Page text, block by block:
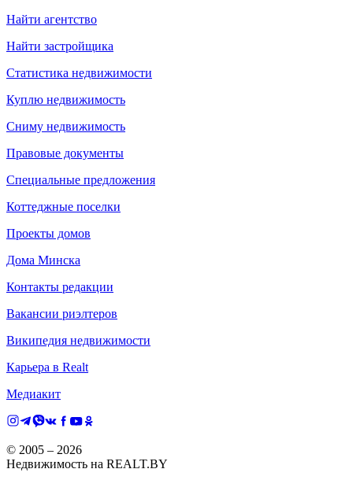
Найти агентство
Найти застройщика
Статистика недвижимости
Куплю недвижимость
Сниму недвижимость
Правовые документы
Специальные предложения
Коттеджные поселки
Проекты домов
Дома Минска
Контакты редакции
Вакансии риэлтеров
Википедия недвижимости
Карьера в Realt
Медиакит
© 2005 – 2026
Недвижимость на REALT.BY